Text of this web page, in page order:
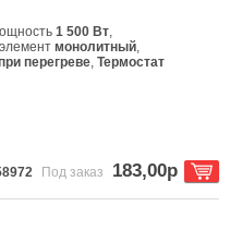
1 500 Вт,
монолитный,
перегреве,Термостат
Под заказ 183,00р